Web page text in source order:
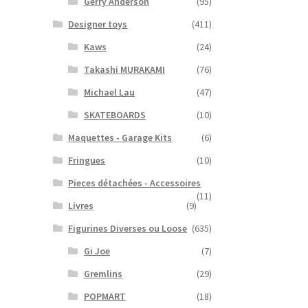
Designer toys
(411)
Kaws
(24)
Takashi MURAKAMI
(76)
Michael Lau
(47)
SKATEBOARDS
(10)
Maquettes - Garage Kits
(6)
Fringues
(10)
Pieces détachées - Accessoires
(11)
Livres
(9)
Figurines Diverses ou Loose (635)
Gi Joe
(7)
Gremlins
(29)
POPMART
(18)